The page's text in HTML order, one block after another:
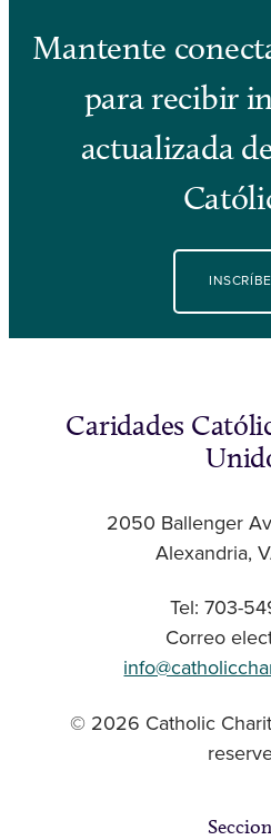
Mantente
para recibir
actualizada
Caridades
2050 Ballenger
Alexandria,
Tel: 703-
Correo
© 2026 Catholic